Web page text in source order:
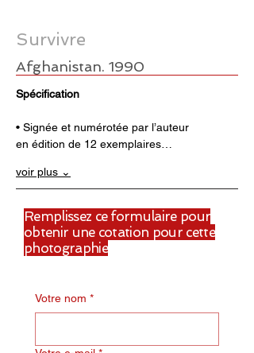
Survivre
Afghanistan. 1990
Spécification
• Signée et numérotée par l’auteur
en édition de 12 exemplaires…
voir plus ⌄
Remplissez ce formulaire pour
obtenir une cotation pour cette
photographie
Votre nom *